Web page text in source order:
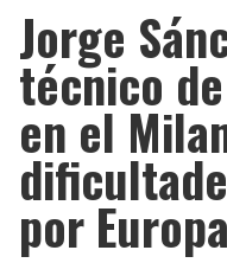
Jorge
técnico
en el
por Europa